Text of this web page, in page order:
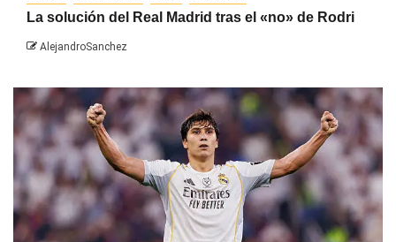
La solución del Real Madrid tras el «no» de Rodri
AlejandroSanchez